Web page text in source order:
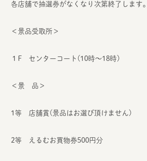
各店舗で抽選券がなくなり次第終了します。
＜景品受取所＞
１F センターコート(10時～18時)
＜景 品＞
1等 店舗賞(景品はお選び頂けません)
2等 えるむお買物券500円分